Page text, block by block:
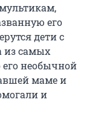
его
дети с
из самых
необычной
маме и
и